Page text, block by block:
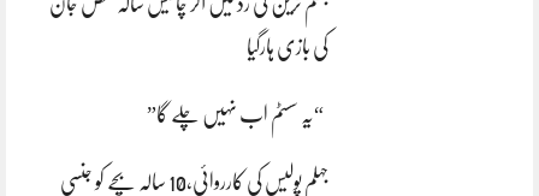
کی بازی ہارگیا
“یہ سسٹم اب نہیں چلے گا”
جہلم پولیس کی کارروائی،10 سالہ بچے کو جنسی